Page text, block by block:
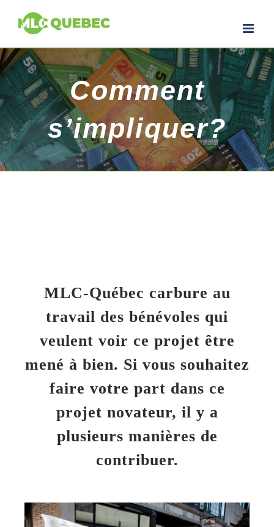
Comment
s’impliquer?
MLC-Québec carbure au
travail des bénévoles qui
veulent voir ce projet être
mené à bien. Si vous souhaitez
faire votre part dans ce
projet novateur, il y a
plusieurs manières de
contribuer.